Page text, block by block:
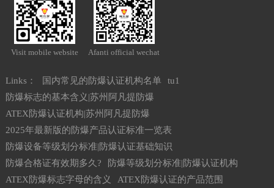
Visit mobile website Afanti official wechat
Links： 国内常见的防爆认证机构名单
tu1
防爆标志的基本含义|苏州阿凡提防爆
ATEX防爆认证机构|苏州阿凡提防爆
2025年最新版的防爆产品认证标准一览表
防爆设备等级划分标准|防爆认证基础知识
防爆合格证有效期多久?
防爆等级划分标准|防爆认证机构
ATEX防爆标志字母的含义
ATEX防爆认证的产品范围